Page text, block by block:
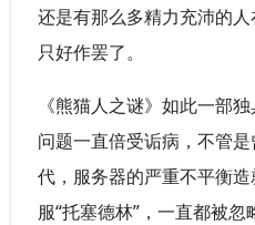
还是有那么多精力充沛的
只好作罢了。
《熊猫人之谜》如此一部
问题一直倍受诟病，不管
代，服务器的严重不平衡
服“托塞德林”，一直都被忽